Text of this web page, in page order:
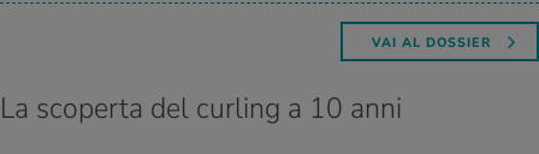
VAI AL DOSSIER
La scoperta del curling a 10 anni